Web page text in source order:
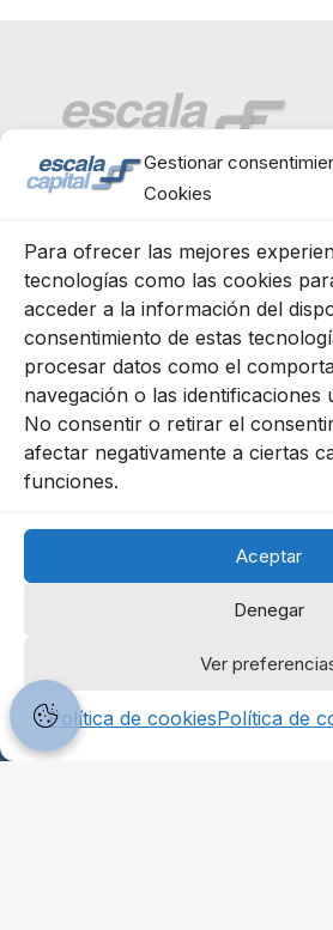
Gestionar
Cookies
Para ofrecer las mejores
tecnologías como las cookies
acceder a la información del
consentimiento de estas
procesar datos como el
navegación o las identificaciones
No consentir o retirar el
afectar negativamente a ciertas
funciones.
Aceptar
Denegar
Ver
Política de cookiesPolítica de
Escala
C/
Política de